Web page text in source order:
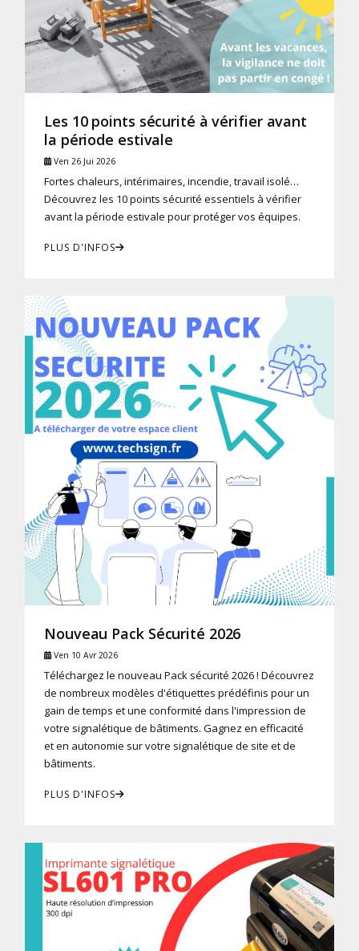
Les 10 points sécurité à vérifier avant
la période estivale
Ven 26 Jui 2026
Fortes chaleurs, intérimaires, incendie, travail isolé…
Découvrez les 10 points sécurité essentiels à vérifier
avant la période estivale pour protéger vos équipes.
PLUS D'INFOS
Nouveau Pack Sécurité 2026
Ven 10 Avr 2026
Téléchargez le nouveau Pack sécurité 2026 ! Découvrez
de nombreux modèles d'étiquettes prédéfinis pour un
gain de temps et une conformité dans l'impression de
votre signalétique de bâtiments. Gagnez en efficacité
et en autonomie sur votre signalétique de site et de
bâtiments.
PLUS D'INFOS